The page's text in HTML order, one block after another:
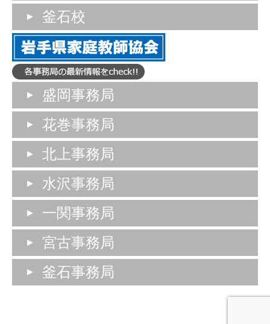
釜石校
盛岡事務局
花巻事務局
北上事務局
水沢事務局
一関事務局
宮古事務局
釜石事務局